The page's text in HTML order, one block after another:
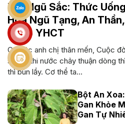
Trà Ngũ Sắc: Thức
Hòa Ngũ Tạng, An
Theo YHCT
Cô bác anh chị thân mến, Cuộc
sông, khi nước chảy thuận dòng
thì bùn lầy. Cơ thể ta...
Bột An
Gan Khỏe
Gan Tự